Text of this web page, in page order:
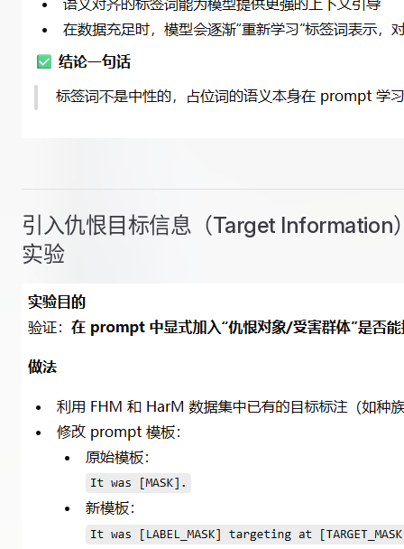
引入仇恨目标信息（Target Information
实验